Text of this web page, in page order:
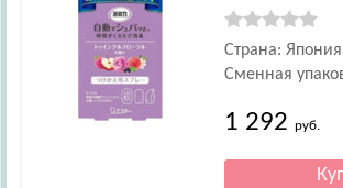
Страна: Япония
Сменная
1 292 руб.